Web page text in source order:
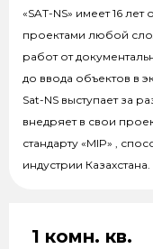
«SAT-NS» имеет 16
проектами любой
работ от
до ввода объектов в
Sat-NS выступает за
внедряет в свои
стандарту «ӨMIP» ,
индустрии Казахстана.
1 комн. кв.